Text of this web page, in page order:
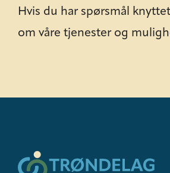
Hvis du har spørsmål
om våre tjenester og